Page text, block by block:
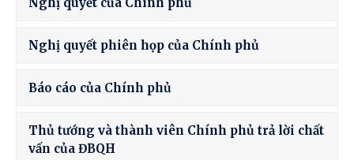
Nghị quyết phiên họp của Chính phủ
Báo cáo của Chính phủ
Thủ tướng và thành viên Chính phủ trả lời chất
vấn của ĐBQH